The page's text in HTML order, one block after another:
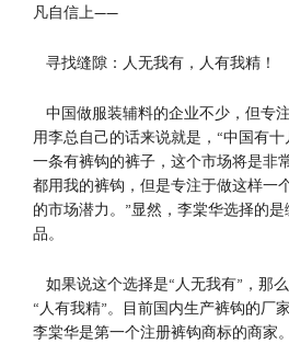
凡自信上——
寻找缝隙：人无我有，人有我精！
中国做服装辅料的企业不少，但专
用李总自己的话来说就是，“中国有
一条有裤钩的裤子，这个市场将是非
都用我的裤钩，但是专注于做这样一
的市场潜力。”显然，李棠华选择的
品。
如果说这个选择是“人无我有”，那
“人有我精”。目前国内生产裤钩的厂
李棠华是第一个注册裤钩商标的商家